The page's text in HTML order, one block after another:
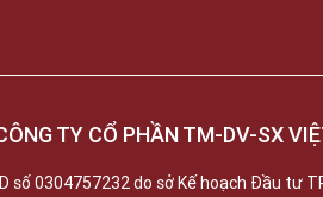
TY CỔ PHẦN TM-DV-SX
số 0304757232 do sở Kế hoạch Đầu tư